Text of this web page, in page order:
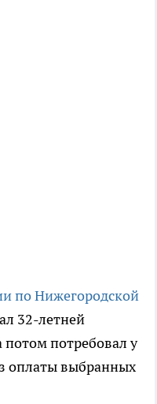
по Нижегородской
32-летней
потребовал у
оплаты выбранных